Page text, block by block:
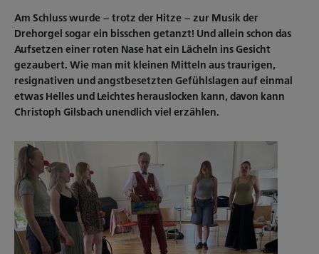
Am Schluss wurde – trotz der Hitze – zur Musik der
Drehorgel sogar ein bisschen getanzt! Und allein schon das
Aufsetzen einer roten Nase hat ein Lächeln ins Gesicht
gezaubert. Wie man mit kleinen Mitteln aus traurigen,
resignativen und angstbesetzten Gefühlslagen auf einmal
etwas Helles und Leichtes herauslocken kann, davon kann
Christoph Gilsbach unendlich viel erzählen.